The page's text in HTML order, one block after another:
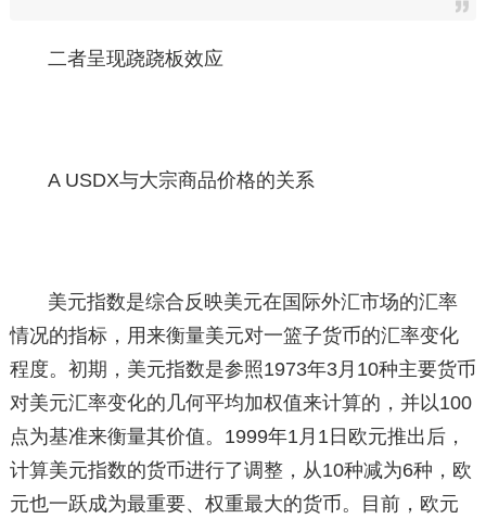
二者呈现跷跷板效应
A USDX与大宗商品价格的关系
美元指数是综合反映美元在国际外汇市场的汇率
情况的指标，用来衡量美元对一篮子货币的汇率变化
程度。初期，美元指数是参照1973年3月10种主要货币
对美元汇率变化的几何平均加权值来计算的，并以100
点为基准来衡量其价值。1999年1月1日欧元推出后，
计算美元指数的货币进行了调整，从10种减为6种，欧
元也一跃成为最重要、权重最大的货币。目前，欧元